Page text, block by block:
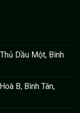
Dầu Một, Bình
B, Bình Tân,